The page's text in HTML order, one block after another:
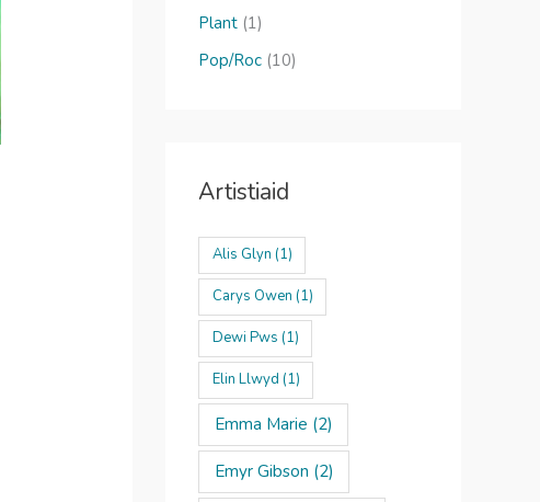
Plant (1)
Pop/Roc (10)
Artistiaid
Alis Glyn (1)
Carys Owen (1)
Dewi Pws (1)
Elin Llwyd (1)
Emma Marie (2)
Emyr Gibson (2)